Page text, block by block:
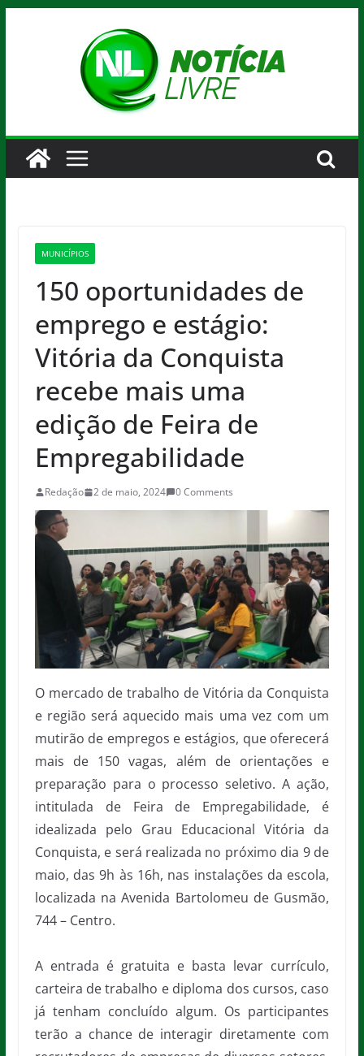
MUNICÍPIOS
150 oportunidades de
emprego e estágio:
Vitória da Conquista
recebe mais uma
edição de Feira de
Empregabilidade
Redação 2 de maio, 2024 0 Comments
O mercado de trabalho de Vitória da Conquista
e região será aquecido mais uma vez com um
mutirão de empregos e estágios, que oferecerá
mais de 150 vagas, além de orientações e
preparação para o processo seletivo. A ação,
intitulada de Feira de Empregabilidade, é
idealizada pelo Grau Educacional Vitória da
Conquista, e será realizada no próximo dia 9 de
maio, das 9h às 16h, nas instalações da escola,
localizada na Avenida Bartolomeu de Gusmão,
744 – Centro.
A entrada é gratuita e basta levar currículo,
carteira de trabalho e diploma dos cursos, caso
já tenham concluído algum. Os participantes
terão a chance de interagir diretamente com